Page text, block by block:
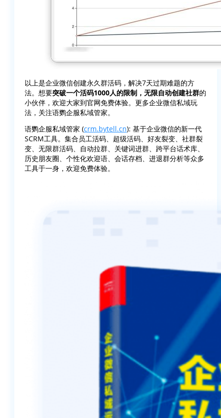
以上是企业微信创建永久群活码，解决7天过期难题的方
法。想要突破一个活码1000人的限制，无限自动创建社群的
小伙伴，欢迎大家到官网免费体验。更多企业微信私域玩
法，关注语鹦企服私域管家。
语鹦企服私域管家 (crm.bytell.cn): 基于企业微信的新一代
SCRM工具。集合员工活码、超级活码、好友裂变、社群裂
变、无限群活码、自动拉群、关键词进群、跨平台话术库、
历史朋友圈、个性化欢迎语、会话存档、进退群分析等众多
工具于一身，欢迎免费体验。